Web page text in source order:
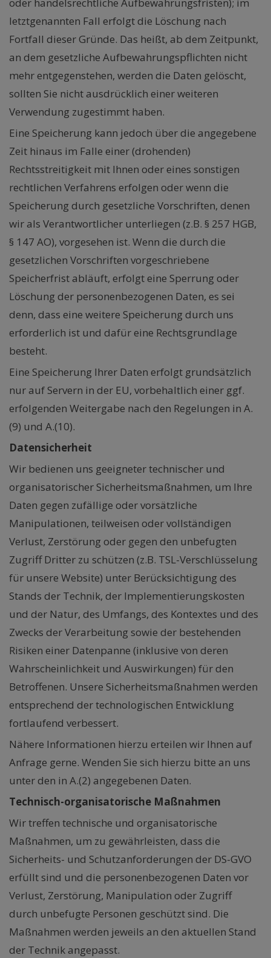
oder handelsrechtliche Aufbewahrungsfristen); im
letztgenannten Fall erfolgt die Löschung nach
Fortfall dieser Gründe. Das heißt, ab dem Zeitpunkt,
an dem gesetzliche Aufbewahrungspflichten nicht
mehr entgegenstehen, werden die Daten gelöscht,
sollten Sie nicht ausdrücklich einer weiteren
Verwendung zugestimmt haben.
Eine Speicherung kann jedoch über die angegebene
Zeit hinaus im Falle einer (drohenden)
Rechtsstreitigkeit mit Ihnen oder eines sonstigen
rechtlichen Verfahrens erfolgen oder wenn die
Speicherung durch gesetzliche Vorschriften, denen
wir als Verantwortlicher unterliegen (z.B. § 257 HGB,
§ 147 AO), vorgesehen ist. Wenn die durch die
gesetzlichen Vorschriften vorgeschriebene
Speicherfrist abläuft, erfolgt eine Sperrung oder
Löschung der personenbezogenen Daten, es sei
denn, dass eine weitere Speicherung durch uns
erforderlich ist und dafür eine Rechtsgrundlage
besteht.
Eine Speicherung Ihrer Daten erfolgt grundsätzlich
nur auf Servern in der EU, vorbehaltlich einer ggf.
erfolgenden Weitergabe nach den Regelungen in A.
(9) und A.(10).
Datensicherheit
Wir bedienen uns geeigneter technischer und
organisatorischer Sicherheitsmaßnahmen, um Ihre
Daten gegen zufällige oder vorsätzliche
Manipulationen, teilweisen oder vollständigen
Verlust, Zerstörung oder gegen den unbefugten
Zugriff Dritter zu schützen (z.B. TSL-Verschlüsselung
für unsere Website) unter Berücksichtigung des
Stands der Technik, der Implementierungskosten
und der Natur, des Umfangs, des Kontextes und des
Zwecks der Verarbeitung sowie der bestehenden
Risiken einer Datenpanne (inklusive von deren
Wahrscheinlichkeit und Auswirkungen) für den
Betroffenen. Unsere Sicherheitsmaßnahmen werden
entsprechend der technologischen Entwicklung
fortlaufend verbessert.
Nähere Informationen hierzu erteilen wir Ihnen auf
Anfrage gerne. Wenden Sie sich hierzu bitte an uns
unter den in A.(2) angegebenen Daten.
Technisch-organisatorische Maßnahmen
Wir treffen technische und organisatorische
Maßnahmen, um zu gewährleisten, dass die
Sicherheits- und Schutzanforderungen der DS-GVO
erfüllt sind und die personenbezogenen Daten vor
Verlust, Zerstörung, Manipulation oder Zugriff
durch unbefugte Personen geschützt sind. Die
Maßnahmen werden jeweils an den aktuellen Stand
der Technik angepasst.